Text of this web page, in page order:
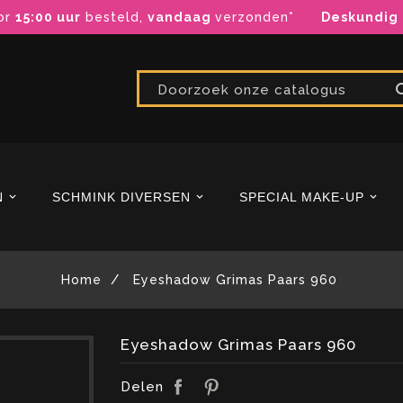
15:00 uur besteld, vandaag verzonden* Deskundig
SCHMINK DIVERSEN SPECIAL MAKE-UP
Home Eyeshadow Grimas Paars 960
Eyeshadow Grimas Paars 960
Delen